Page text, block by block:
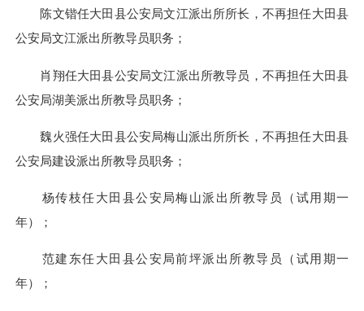
陈文锴任大田县公安局文江派出所所长，不再担任大田县
公安局文江派出所教导员职务；
肖翔任大田县公安局文江派出所教导员，不再担任大田县
公安局湖美派出所教导员职务；
魏火强任大田县公安局梅山派出所所长，不再担任大田县
公安局建设派出所教导员职务；
杨传枝任大田县公安局梅山派出所教导员（试用期一
年）；
范建东任大田县公安局前坪派出所教导员（试用期一
年）；